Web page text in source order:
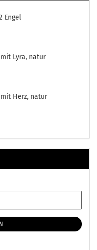
Engel
Lyra, natur
Herz, natur